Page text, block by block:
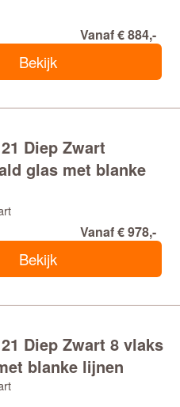
Vanaf € 884,-
Bekijk
Diep Zwart
glas met blanke
Vanaf € 978,-
Bekijk
Diep Zwart 8 vlaks
blanke lijnen